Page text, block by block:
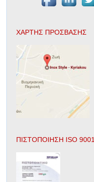
ΧΑΡΤΗΣ ΠΡΟΣΒΑΣΗΣ
ΠΙΣΤΟΠΟΙΗΣΗ ISO 9001